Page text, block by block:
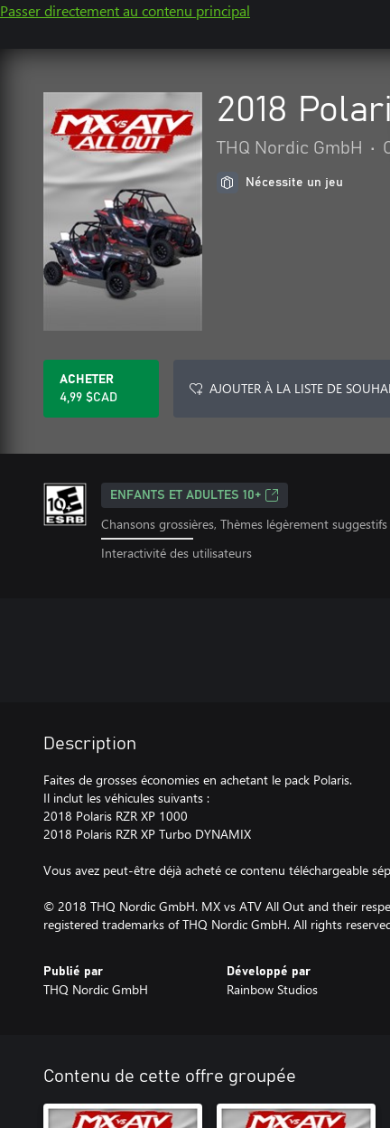
Passer directement au contenu principal
2018
THQ Nordic GmbH •
Nécessite un jeu
ACHETER
4,99 $CAD
AJOUTER À LA LISTE DE
ENFANTS ET ADULTES 10+
Chansons grossières, Thèmes légèrement suggestifs
Interactivité des utilisateurs
Description
Faites de grosses économies en achetant le pack Polaris.
Il inclut les véhicules suivants :
2018 Polaris RZR XP 1000
2018 Polaris RZR XP Turbo DYNAMIX
Vous avez peut-être déjà acheté ce contenu téléchargeable
© 2018 THQ Nordic GmbH. MX vs ATV All Out and their
registered trademarks of THQ Nordic GmbH. All rights
Publié par
THQ Nordic GmbH
Développé par
Rainbow Studios
Contenu de cette offre groupée